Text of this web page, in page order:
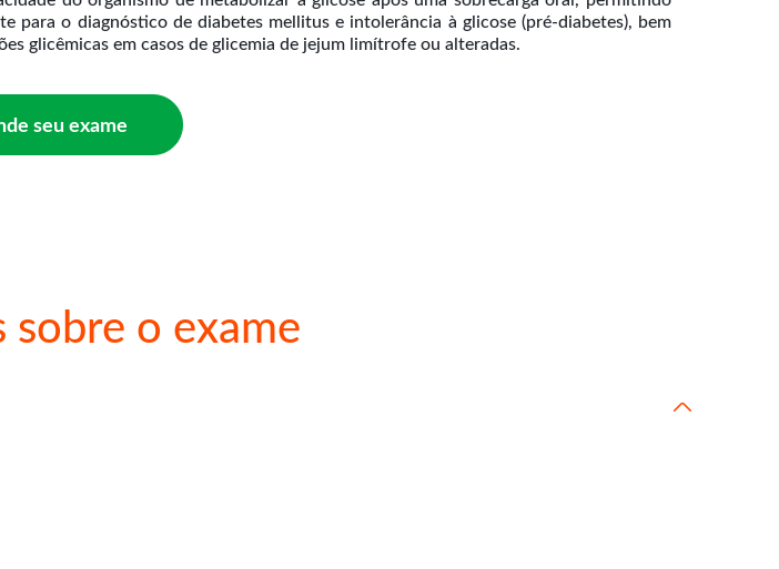
para o diagnóstico de diabetes mellitus e intolerância à glicose (pré-diabetes), bem
glicêmicas em casos de glicemia de jejum limítrofe ou alteradas.
seu exame
sobre o exame